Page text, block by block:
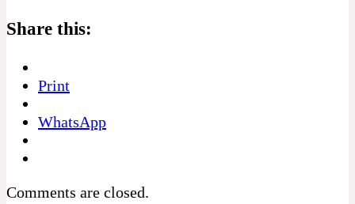
Share this:
Print
WhatsApp
Comments are closed.